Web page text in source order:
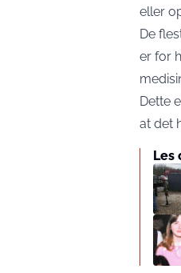
eller
De
er for
Dette
at det
Les